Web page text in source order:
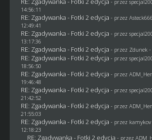
- przez
14:56:11
RE: Zgadywanka - Fotki 2 edycja - przez
12:49:41
RE: Zgadywanka - Fotki 2 edycja - przez
13:17:36
RE: Zgadywanka - Fotki 2 edycja - przez Zdunek -
RE: Zgadywanka - Fotki 2 edycja - przez
18:56:50
RE: Zgadywanka - Fotki 2 edycja - przez
19:46:48
RE: Zgadywanka - Fotki 2 edycja - przez
21:42:52
RE: Zgadywanka - Fotki 2 edycja - przez
21:55:03
RE: Zgadywanka - Fotki 2 edycja - przez kamykov
12:18:23
RE: Zgadywanka - Fotki 2 edycja - przez